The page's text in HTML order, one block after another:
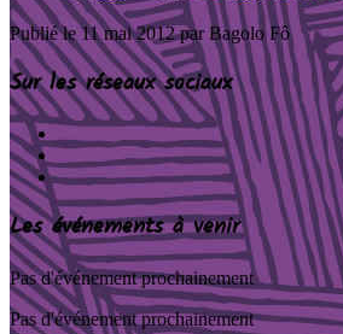
Publié le11 mai 2012par Bagolo Fô
Sur les réseaux sociaux
Les événements à venir
Pas d'événement prochainement
Pas d'événement prochainement